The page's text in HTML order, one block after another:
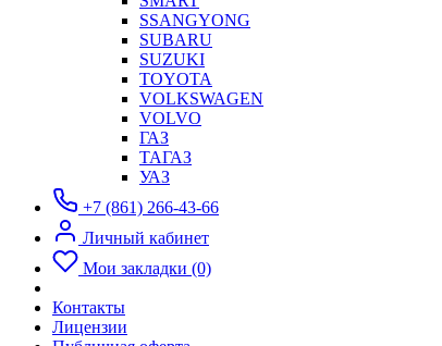
SSANGYONG
SUBARU
SUZUKI
TOYOTA
VOLKSWAGEN
VOLVO
ГАЗ
ТАГАЗ
УАЗ
+7 (861) 266-43-66
Личный кабинет
Мои закладки (0)
Контакты
Лицензии